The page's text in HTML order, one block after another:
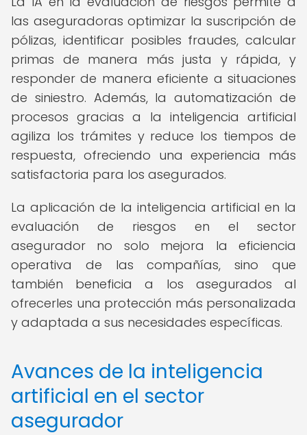
las aseguradoras optimizar la suscripción de
pólizas, identificar posibles fraudes, calcular
primas de manera más justa y rápida, y
responder de manera eficiente a situaciones
de siniestro. Además, la automatización de
procesos gracias a la inteligencia artificial
agiliza los trámites y reduce los tiempos de
respuesta, ofreciendo una experiencia más
satisfactoria para los asegurados.
La aplicación de la inteligencia artificial en la
evaluación de riesgos en el sector
asegurador no solo mejora la eficiencia
operativa de las compañías, sino que
también beneficia a los asegurados al
ofrecerles una protección más personalizada
y adaptada a sus necesidades específicas.
Avances de la inteligencia
artificial en el sector
asegurador